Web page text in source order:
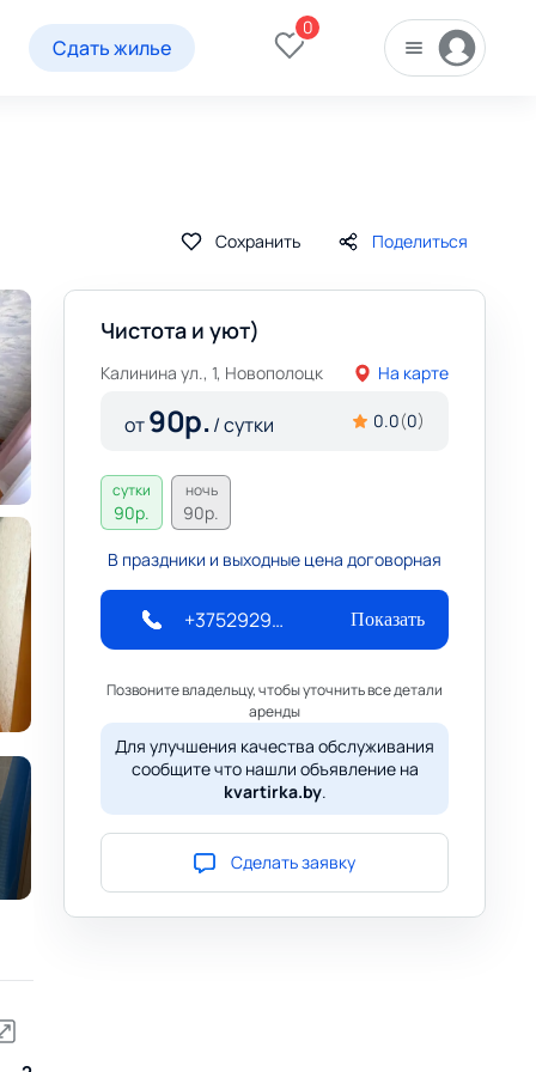
Сдать жилье
0
Сохранить Поделиться
Чистота и уют)
Калинина ул., 1, Новополоцк На карте
от90р./ сутки 0.0(0)
сутки
90р.
ночь
90р.
В праздники и выходные цена договорная
+375292973865 Показать
Позвоните владельцу, чтобы уточнить все детали
аренды
Для улучшения качества обслуживания
сообщите что нашли объявление на
kvartirka.by.
Сделать заявку